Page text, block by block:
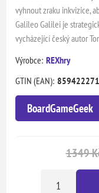
vyhnout zraku inkvizice,
Galileo Galilei je
vycházející český autor
Výrobce: REXhry
GTIN (EAN):
BoardGameGeek
1349